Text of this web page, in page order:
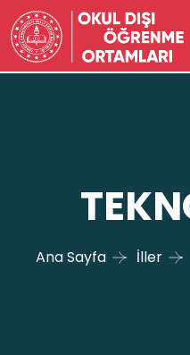
Ana Sayfa İller